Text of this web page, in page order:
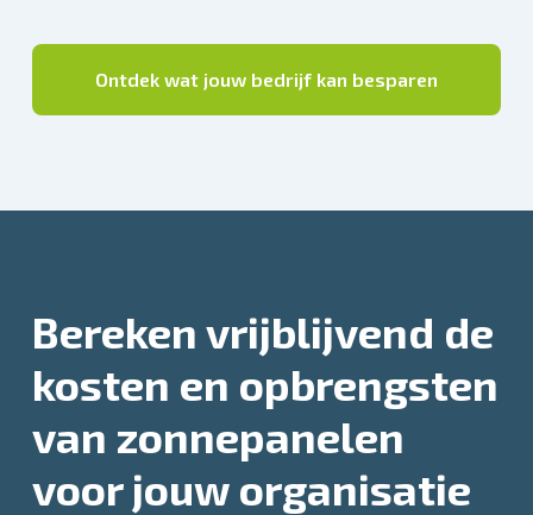
Ontdek wat jouw bedrijf kan besparen
Bereken vrijblijvend de
kosten en opbrengsten
van zonnepanelen
voor jouw organisatie